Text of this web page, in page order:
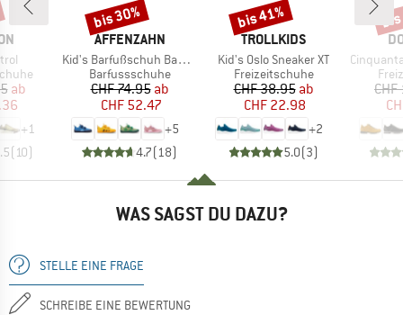
Preis
ab
+1
(10)
MARKE
AFFENZAHN
Artikel
Kid's Barfußschuh Baumwolle Lucky
Produktgruppe
Barfussschuhe
Preis
CHF 74.95reduzierter Preis
ab
CHF 52.47
+5
4.7(18)
Rabatt
bis 30%
MARKE
TROLLKIDS
Artikel
Kid's Oslo Sneaker XT
Produktgruppe
Freizeitschuhe
Preis
CHF 38.95reduzierter Preis
ab
CHF 22.98
+2
5.0(3)
Rabatt
bis 41%
Artikel
Cinquantaquattro
WAS SAGST DU DAZU?
STELLE EINE FRAGE
SCHREIBE EINE BEWERTUNG